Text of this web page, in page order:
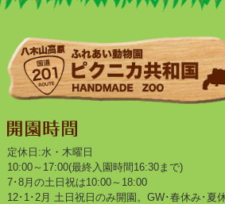
定休日:水・木曜日
10:00～17:00(最終入園時間16:30まで)
7･8月の土日祝は10:00～18:00
12･1･2月 土日祝日のみ開園。GW･春休み･夏